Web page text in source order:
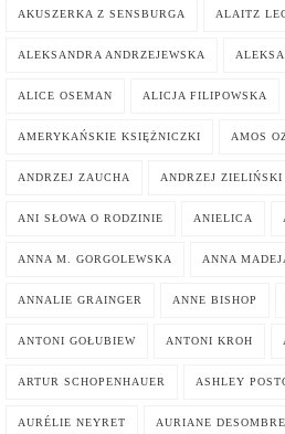
AKUSZERKA Z SENSBURGA ALAITZ
ALEKSANDRA ANDRZEJEWSKA
ALICE OSEMAN ALICJA FILIPOWSKA
AMERYKAŃSKIE KSIĘŻNICZKI AMOS
ANDRZEJ ZAUCHA ANDRZEJ ZIELIŃSKI
ANI SŁOWA O RODZINIE ANIELICA
ANNA M. GORGOLEWSKA ANNA
ANNALIE GRAINGER ANNE BISHOP
ANTONI GOŁUBIEW ANTONI KROH
ARTUR SCHOPENHAUER ASHLEY
AURÉLIE NEYRET AURIANE DESOMBRE